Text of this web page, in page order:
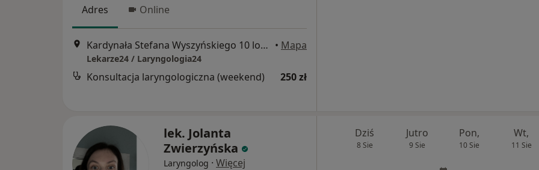
Adres Online
Kardynała Stefana Wyszyńskiego 10 lok. U8, Białystok • Mapa
Lekarze24 / Laryngologia24
Konsultacja laryngologiczna (weekend) 250 zł
lek. Jolanta
Zwierzyńska
Laryngolog · Więcej
Dziś
8 Sie
Jutro
9 Sie
Pon,
10 Sie
Wt,
11 Sie